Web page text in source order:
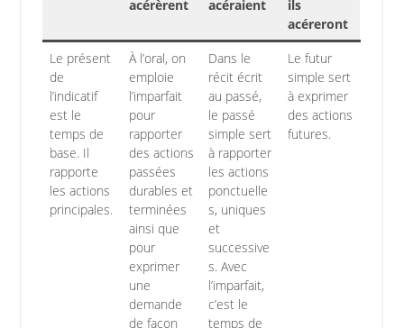
acérèrent
acéraient
ils
acéreront
Le présent
de
l’indicatif
est le
temps de
base. Il
rapporte
les actions
principales.
À l’oral, on
emploie
l’imparfait
pour
rapporter
des actions
passées
durables et
terminées
ainsi que
pour
exprimer
une
demande
de façon
Dans le
récit écrit
au passé,
le passé
simple sert
à rapporter
les actions
ponctuelle
s, uniques
et
successive
s. Avec
l’imparfait,
c’est le
temps de
Le futur
simple sert
à exprimer
des actions
futures.